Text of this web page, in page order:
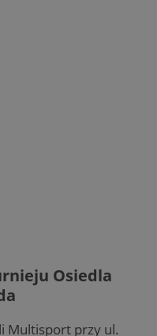
Osiedla
Multisport przy ul.